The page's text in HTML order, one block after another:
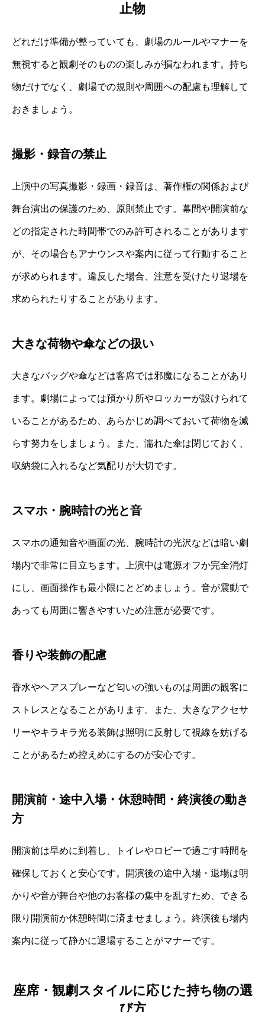
止物
どれだけ準備が整っていても、劇場のルールやマナーを
無視すると観劇そのものの楽しみが損なわれます。持ち
物だけでなく、劇場での規則や周囲への配慮も理解して
おきましょう。
撮影・録音の禁止
上演中の写真撮影・録画・録音は、著作権の関係および
舞台演出の保護のため、原則禁止です。幕間や開演前な
どの指定された時間帯でのみ許可されることがあります
が、その場合もアナウンスや案内に従って行動すること
が求められます。違反した場合、注意を受けたり退場を
求められたりすることがあります。
大きな荷物や傘などの扱い
大きなバッグや傘などは客席では邪魔になることがあり
ます。劇場によっては預かり所やロッカーが設けられて
いることがあるため、あらかじめ調べておいて荷物を減
らす努力をしましょう。また、濡れた傘は閉じておく、
収納袋に入れるなど気配りが大切です。
スマホ・腕時計の光と音
スマホの通知音や画面の光、腕時計の光沢などは暗い劇
場内で非常に目立ちます。上演中は電源オフか完全消灯
にし、画面操作も最小限にとどめましょう。音が震動で
あっても周囲に響きやすいため注意が必要です。
香りや装飾の配慮
香水やヘアスプレーなど匂いの強いものは周囲の観客に
ストレスとなることがあります。また、大きなアクセサ
リーやキラキラ光る装飾は照明に反射して視線を妨げる
ことがあるため控えめにするのが安心です。
開演前・途中入場・休憩時間・終演後の動き
方
開演前は早めに到着し、トイレやロビーで過ごす時間を
確保しておくと安心です。開演後の途中入場・退場は明
かりや音が舞台や他のお客様の集中を乱すため、できる
限り開演前か休憩時間に済ませましょう。終演後も場内
案内に従って静かに退場することがマナーです。
座席・観劇スタイルに応じた持ち物の選
び方